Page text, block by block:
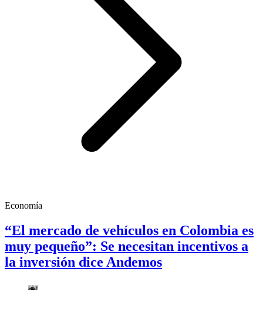
Economía
“El mercado de vehículos en Colombia es
muy pequeño”: Se necesitan incentivos a
la inversión dice Andemos